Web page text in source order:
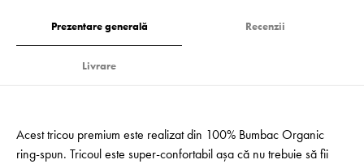
Prezentare generală Recenzii
Livrare
Acest tricou premium este realizat din 100% Bumbac Organic
ring-spun. Tricoul este super-confortabil așa că nu trebuie să fii